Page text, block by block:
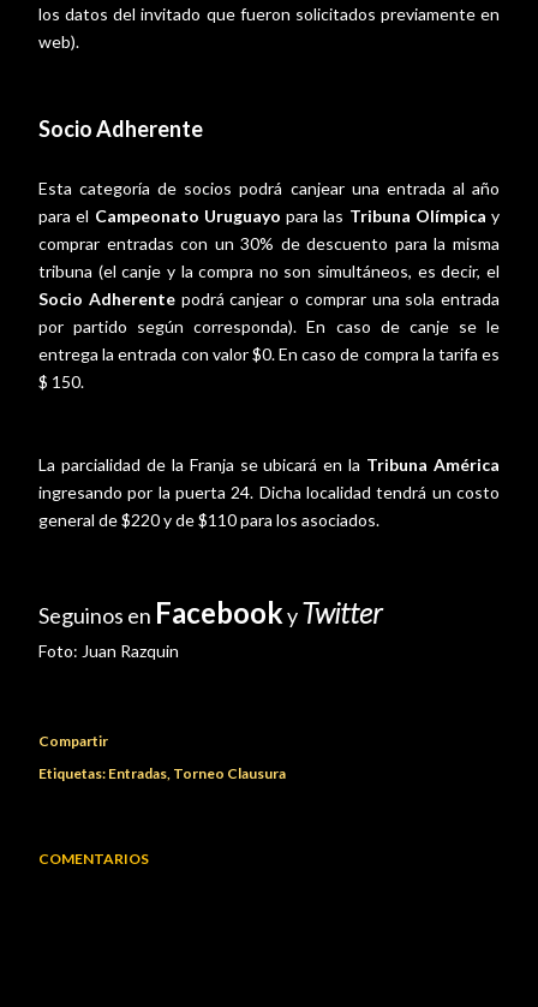
los datos del invitado que fueron solicitados previamente en
web).
Socio Adherente
Esta categoría de socios podrá canjear una entrada al año
para el Campeonato Uruguayo para las Tribuna Olímpica y
comprar entradas con un 30% de descuento para la misma
tribuna (el canje y la compra no son simultáneos, es decir, el
Socio Adherentepodrá canjear o comprar una sola entrada
por partido según corresponda). En caso de canje se le
entrega la entrada con valor $0. En caso de compra la tarifa es
$ 150.
La parcialidad de la Franja se ubicará en la Tribuna América
ingresando por la puerta 24. Dicha localidad tendrá un costo
general de $220 y de $110 para los asociados.
Seguinos en FacebookyTwitter
Foto: Juan Razquin
Compartir
Etiquetas: Entradas Torneo Clausura
COMENTARIOS